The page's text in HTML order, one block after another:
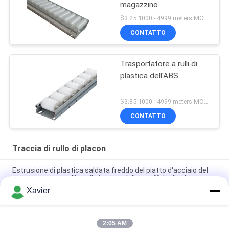
magazzino
$3.25 1000 - 4999 meters MOQ:1000M
CONTATTO
Trasportatore a rulli di
plastica dell'ABS
$3.85 1000 - 4999 meters MOQ:1000M
CONTATTO
Traccia di rullo di placon
Estrusione di plastica saldata freddo del piatto d'acciaio del
trasportatore a rulli per il sistema dello scaffale di tubo
Trasportatore a rulli del pallet della struttura della lamiera
sottile DY-6033 per il sistema dello scaffale di tubo
Xavier
2:05 AM